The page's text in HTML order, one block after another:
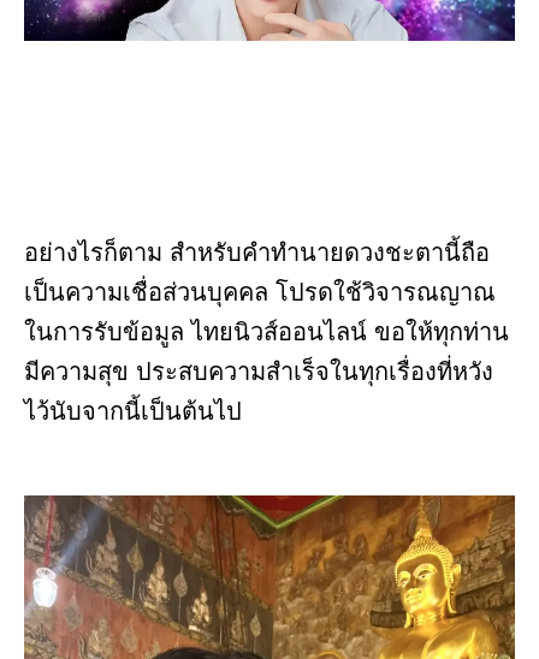
อย่างไรก็ตาม สำหรับคำทำนายดวงชะตานี้ถือ
เป็นความเชื่อส่วนบุคคล โปรดใช้วิจารณญาณ
ในการรับข้อมูล ไทยนิวส์ออนไลน์ ขอให้ทุกท่าน
มีความสุข ประสบความสำเร็จในทุกเรื่องที่หวัง
ไว้นับจากนี้เป็นต้นไป